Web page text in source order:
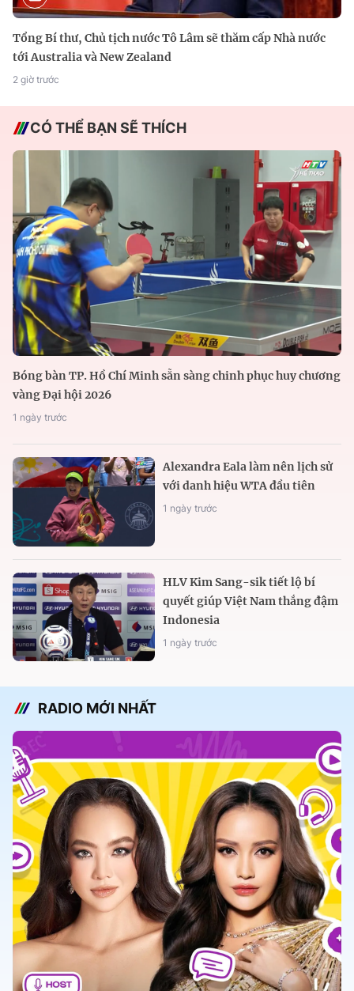
Tổng Bí thư, Chủ tịch nước Tô Lâm sẽ thăm cấp Nhà nước
tới Australia và New Zealand
2 giờ trước
CÓ THỂ BẠN SẼ THÍCH
Bóng bàn TP. Hồ Chí Minh sẵn sàng chinh phục huy chương
vàng Đại hội 2026
1 ngày trước
Alexandra Eala làm nên lịch sử
với danh hiệu WTA đầu tiên
1 ngày trước
HLV Kim Sang-sik tiết lộ bí
quyết giúp Việt Nam thắng đậm
Indonesia
1 ngày trước
RADIO MỚI NHẤT